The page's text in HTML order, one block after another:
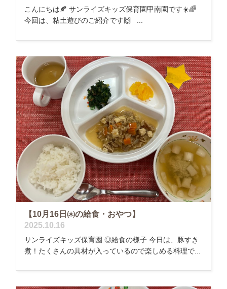
こんにちは🍂 サンライズキッズ保育園甲南園です☀️🌈
今回は、粘土遊びのご紹介です🙌 ...
【10月16日㈭の給食・おやつ】
2025.10.16
サンライズキッズ保育園 ◎給食の様子 今日は、豚すき
煮！たくさんの具材が入っているので楽しめる料理で...